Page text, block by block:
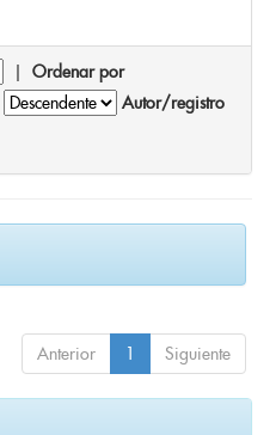
| Ordenar por
Autor/registro
Anterior 1 Siguiente